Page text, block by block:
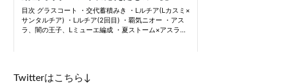
Twitterはこちら↓